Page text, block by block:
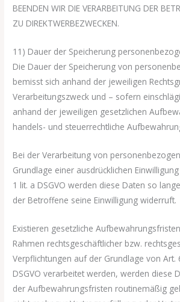
BEENDEN WIR DIE VERARBEITUNG DER
ZU DIREKTWERBEZWECKEN.
11) Dauer der Speicherung
Die Dauer der Speicherung von
bemisst sich anhand der jeweiligen
Verarbeitungszweck und – sofern
anhand der jeweiligen gesetzlichen
handels- und steuerrechtliche
Bei der Verarbeitung von
Grundlage einer ausdrücklichen
1 lit. a DSGVO werden diese Daten so
der Betroffene seine Einwilligung widerruft.
Existieren gesetzliche
Rahmen rechtsgeschäftlicher bzw.
Verpflichtungen auf der Grundlage von Art.
DSGVO verarbeitet werden, werden diese
der Aufbewahrungsfristen routinemäßig